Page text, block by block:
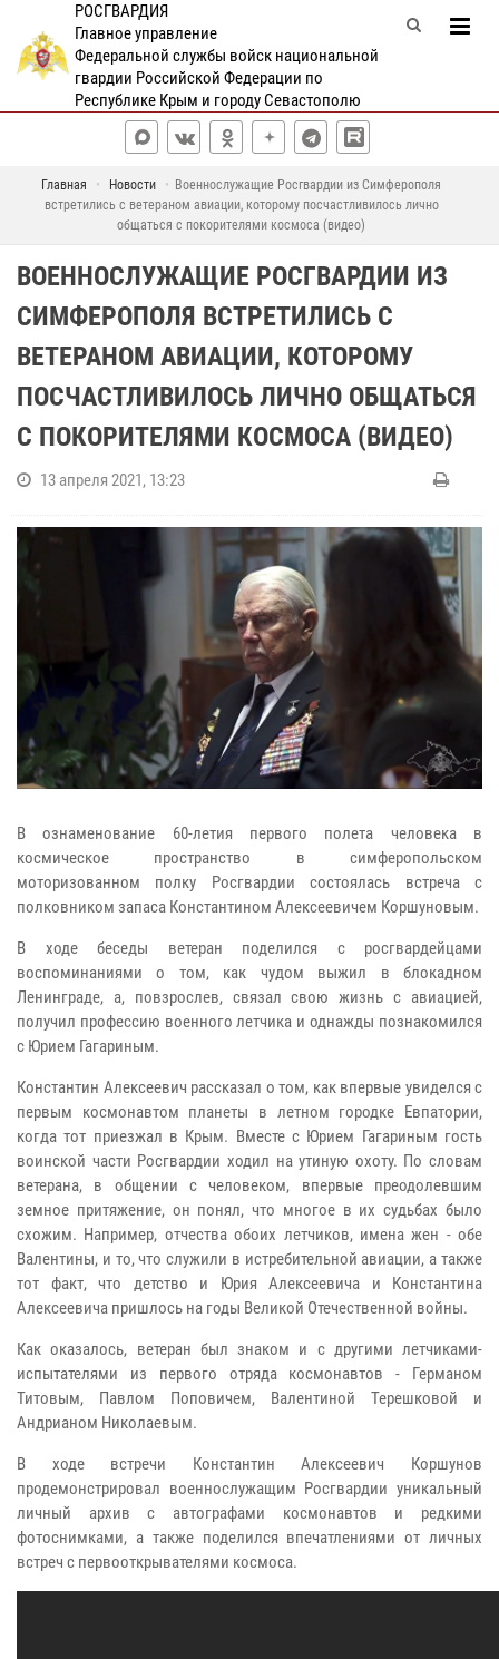
РОСГВАРДИЯ
Главное управление
Федеральной службы войск национальной
гвардии Российской Федерации по
Республике Крым и городу Севастополю
Главная Новости
Военнослужащие Росгвардии из Симферополя
встретились с ветераном авиации, которому посчастливилось лично
общаться с покорителями космоса (видео)
ВОЕННОСЛУЖАЩИЕ РОСГВАРДИИ ИЗ
СИМФЕРОПОЛЯ ВСТРЕТИЛИСЬ С
ВЕТЕРАНОМ АВИАЦИИ, КОТОРОМУ
ПОСЧАСТЛИВИЛОСЬ ЛИЧНО ОБЩАТЬСЯ
С ПОКОРИТЕЛЯМИ КОСМОСА (ВИДЕО)
13 апреля 2021, 13:23
В ознаменование 60-летия первого полета человека в
космическое пространство в симферопольском
моторизованном полку Росгвардии состоялась встреча с
полковником запаса Константином Алексеевичем Коршуновым.
В ходе беседы ветеран поделился с росгвардейцами
воспоминаниями о том, как чудом выжил в блокадном
Ленинграде, а, повзрослев, связал свою жизнь с авиацией,
получил профессию военного летчика и однажды познакомился
с Юрием Гагариным.
Константин Алексеевич рассказал о том, как впервые увиделся с
первым космонавтом планеты в летном городке Евпатории,
когда тот приезжал в Крым. Вместе с Юрием Гагариным гость
воинской части Росгвардии ходил на утиную охоту. По словам
ветерана, в общении с человеком, впервые преодолевшим
земное притяжение, он понял, что многое в их судьбах было
схожим. Например, отчества обоих летчиков, имена жен - обе
Валентины, и то, что служили в истребительной авиации, а также
тот факт, что детство и Юрия Алексеевича и Константина
Алексеевича пришлось на годы Великой Отечественной войны.
Как оказалось, ветеран был знаком и с другими летчиками-
испытателями из первого отряда космонавтов - Германом
Титовым, Павлом Поповичем, Валентиной Терешковой и
Андрианом Николаевым.
В ходе встречи Константин Алексеевич Коршунов
продемонстрировал военнослужащим Росгвардии уникальный
личный архив с автографами космонавтов и редкими
фотоснимками, а также поделился впечатлениями от личных
встреч с первооткрывателями космоса.